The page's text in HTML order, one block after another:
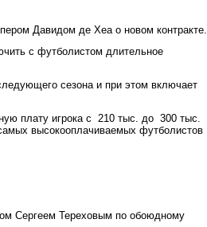
Давидом де Хеа о новом контракте.
с футболистом длительное
сезона и при этом включает
плату игрока с 210 тыс. до 300 тыс.
высокооплачиваемых футболистов
Сергеем Тереховым по обоюдному